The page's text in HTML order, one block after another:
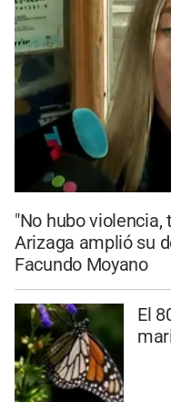
"No hubo violencia,
Arizaga amplió su
Facundo Moyano
El